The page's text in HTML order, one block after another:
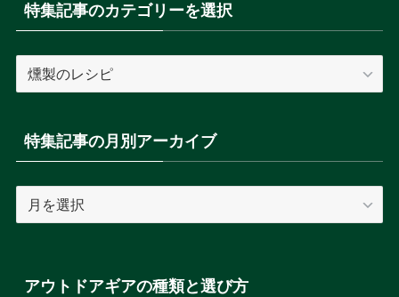
特集記事のカテゴリーを選択
集
事
の
ゴ
を
特集記事の月別アーカイブ
集
のアウトドアギアの種類と選び方